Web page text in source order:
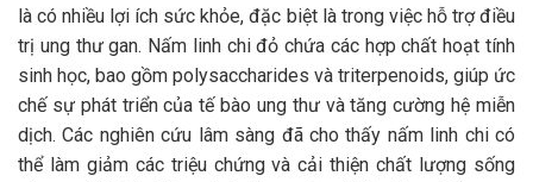
là có nhiều lợi ích sức khỏe, đặc biệt là trong việc hỗ trợ điều
trị ung thư gan. Nấm linh chi đỏ chứa các hợp chất hoạt tính
sinh học, bao gồm polysaccharides và triterpenoids, giúp ức
chế sự phát triển của tế bào ung thư và tăng cường hệ miễn
dịch. Các nghiên cứu lâm sàng đã cho thấy nấm linh chi có
thể làm giảm các triệu chứng và cải thiện chất lượng sống